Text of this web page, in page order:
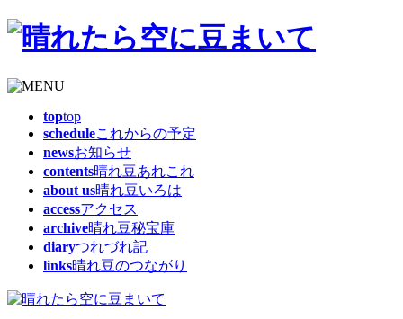
toptop
scheduleこれからの予定
newsお知らせ
contents晴れ豆あれこれ
about us晴れ豆いろは
accessアクセス
archive晴れ豆秘宝庫
diaryつれづれ記
links晴れ豆のつながり